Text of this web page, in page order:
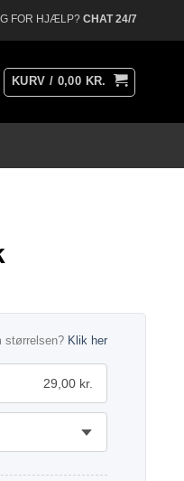
FOR HJÆLP? CHAT 24/7
KURV / 0,00 KR.
størrelsen? Klik her
29,00 kr.